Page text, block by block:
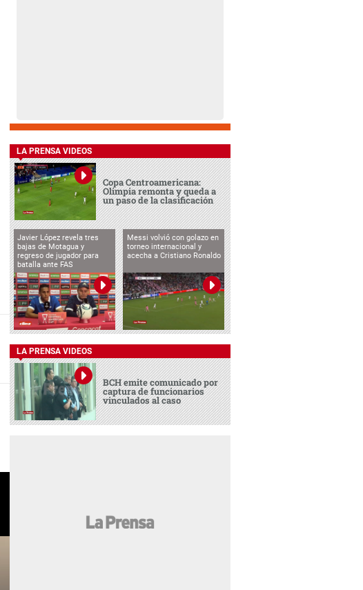
LA PRENSA VIDEOS
Copa Centroamericana:
Olimpia remonta y queda a
un paso de la clasificación
Javier López revela tres
bajas de Motagua y
regreso de jugador para
batalla ante FAS
Messi volvió con golazo en
torneo internacional y
acecha a Cristiano Ronaldo
LA PRENSA VIDEOS
BCH emite comunicado por
captura de funcionarios
vinculados al caso